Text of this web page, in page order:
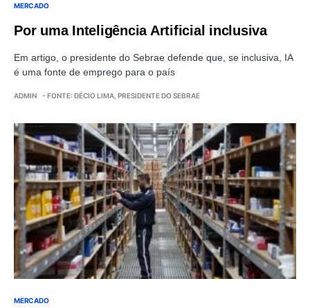
MERCADO
Por uma Inteligência Artificial inclusiva
Em artigo, o presidente do Sebrae defende que, se inclusiva, IA
é uma fonte de emprego para o país
ADMIN - FONTE: DÉCIO LIMA, PRESIDENTE DO SEBRAE
MERCADO